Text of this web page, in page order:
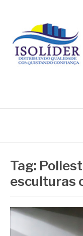
conteúdo
Tag:
esculturas